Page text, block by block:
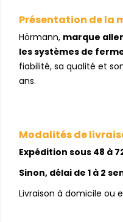
Présentation de la
Hörmann, marque
les systèmes de
fiabilité, sa qualité et
ans.
Modalités de
Expédition sous 48 à
Sinon, délai de 1 à 2
Livraison à domicile ou